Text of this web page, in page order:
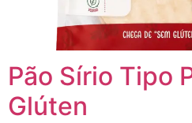
Pão Sírio Tipo
Glúten